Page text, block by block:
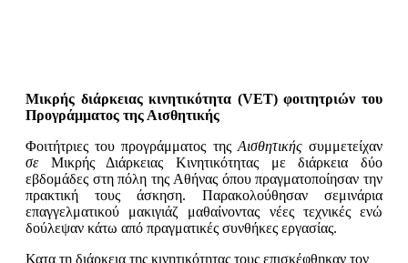
Μικρής διάρκειας κινητικότητα (VET) φοιτητριών του
Προγράμματος της Αισθητικής
Φοιτήτριες του προγράμματος της Αισθητικήςσυμμετείχαν
σε Μικρής Διάρκειας Κινητικότητας με διάρκεια δύο
εβδομάδες στη πόλη της Αθήνας όπου πραγματοποίησαν την
πρακτική τους άσκηση. Παρακολούθησαν σεμινάρια
επαγγελματικού μακιγιάζ μαθαίνοντας νέες τεχνικές ενώ
δούλεψαν κάτω από πραγματικές συνθήκες εργασίας.
Κατα τη διάρκεια της κινητικότητας τους επισκέφθηκαν τον